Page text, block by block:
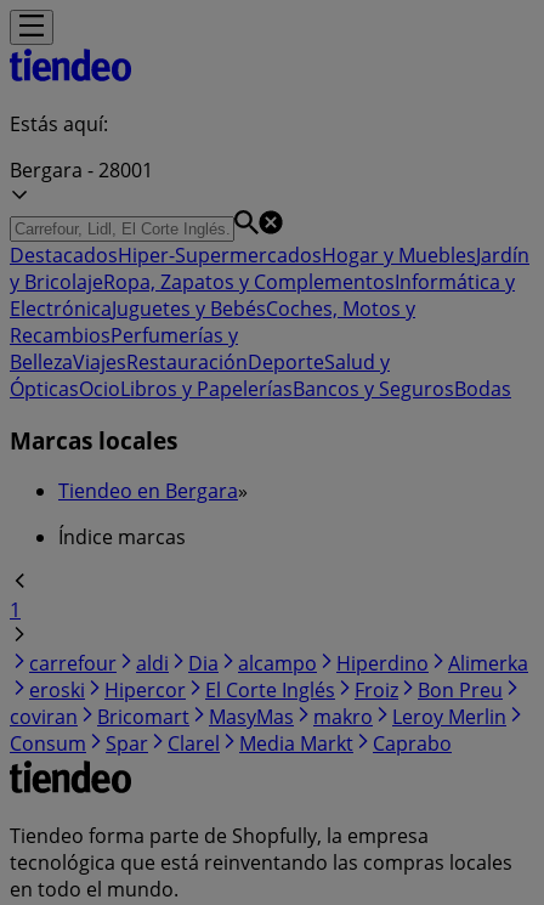
Estás aquí:
Bergara - 28001
DestacadosHiper-SupermercadosHogar y MueblesJardín
y BricolajeRopa, Zapatos y ComplementosInformática y
ElectrónicaJuguetes y BebésCoches, Motos y
RecambiosPerfumerías y
BellezaViajesRestauraciónDeporteSalud y
ÓpticasOcioLibros y PapeleríasBancos y SegurosBodas
Marcas locales
Tiendeo en Bergara»
Índice marcas
1
carrefour
aldi Dia alcampo Hiperdino
Alimerka
eroski
Hipercor El Corte Inglés Froiz
Bon Preu
coviran
Bricomart MasyMas makro
Leroy Merlin
Consum
Spar Clarel Media Markt Caprabo
Tiendeo forma parte de Shopfully, la empresa
tecnológica que está reinventando las compras locales
en todo el mundo.